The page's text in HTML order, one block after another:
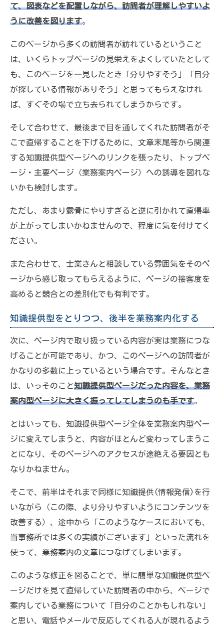
て、図表などを配置しながら、訪問者が理解しやすいよ
うに改善を図ります。
このページから多くの訪問者が訪れているということ
は、いくらトップページの見栄えをよくしていたとして
も、このページを一見したとき「分りやすそう」「自分
が探している情報がありそう」と思ってもらえなけれ
ば、すぐその場で立ち去られてしまうからです。
そして合わせて、最後まで目を通してくれた訪問者がそ
こで直帰することを下げるために、文章末尾等から関連
する知識提供型ページへのリンクを張ったり、トップペ
ージ・主要ページ（業務案内ページ）への誘導を図れな
いかも検討します。
ただし、あまり露骨にやりすぎると逆に引かれて直帰率
が上がってしまいかねませんので、程度に気を付けてく
ださい。
また合わせて、士業さんと相談している雰囲気をそのペ
ージから感じ取ってもらえるように、ページの接客度を
高めると競合との差別化でも有利です。
知識提供型をとりつつ、後半を業務案内化する
次に、ページ内で取り扱っている内容が実は業務につな
げることが可能であり、かつ、このページへの訪問者が
かなりの多数に上っているという場合です。そんなとき
は、いっそのこと知識提供型ページだった内容を、業務
案内型ページに大きく振ってしてしまうのも手です。
とはいっても、知識提供型ページ全体を業務案内型ペー
ジに変えてしまうと、内容がほとんど変わってしまうこ
とになり、そのページへのアクセスが途絶える要因とも
なりかねません。
そこで、前半はそれまで同様に知識提供(情報発信)を行
いながら（この際、より分りやすいようにコンテンツを
改善する）、途中から「このようなケースにおいても、
当事務所では多くの実績がございます」といった流れを
使って、業務案内の文章につなげてしまいます。
このような修正を図ることで、単に簡単な知識提供型ペ
ージだけを見て直帰していた訪問者の中から、ページで
案内している業務について「自分のことかもしれない」
と思い、電話やメールで反応してくれる人が現れるよう